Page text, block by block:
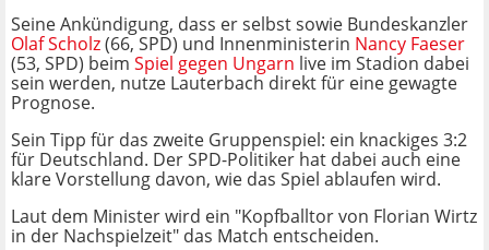
Seine Ankündigung, dass er selbst sowie Bundeskanzler
Olaf Scholz(66, SPD) und Innenministerin Nancy Faeser
(53, SPD) beim Spiel gegen Ungarn live im Stadion dabei
sein werden, nutze Lauterbach direkt für eine gewagte
Prognose.
Sein Tipp für das zweite Gruppenspiel: ein knackiges 3:2
für Deutschland. Der SPD-Politiker hat dabei auch eine
klare Vorstellung davon, wie das Spiel ablaufen wird.
Laut dem Minister wird ein "Kopfballtor von Florian Wirtz
in der Nachspielzeit" das Match entscheiden.